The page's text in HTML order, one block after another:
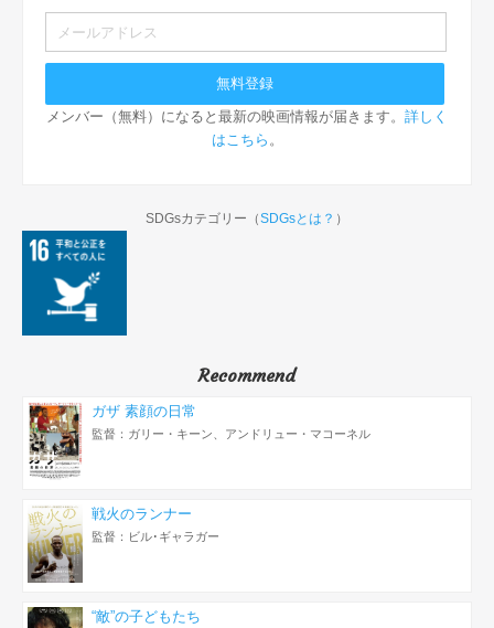
メンバー（無料）になると最新の映画情報が届きます。 詳しく
はこちら 。
SDGsカテゴリー（SDGsとは？ ）
Recommend
ガザ 素顔の日常
監督：ガリー・キーン、アンドリュー・マコーネル
戦火のランナー
監督：ビル･ギャラガー
“敵”の子どもたち